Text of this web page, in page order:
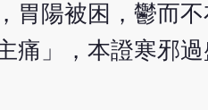
胃陽被困，鬱而
」，本證寒邪過